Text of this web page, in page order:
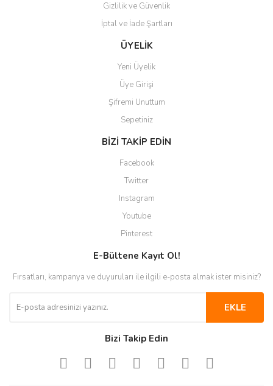
Gönder
Gizlilik ve Güvenlik
İptal ve İade Şartları
ÜYELİK
Yeni Üyelik
Üye Girişi
Şifremi Unuttum
Sepetiniz
BİZİ TAKİP EDİN
Facebook
Twitter
Instagram
Youtube
Pinterest
E-Bültene Kayıt Ol!
Fırsatları, kampanya ve duyuruları ile ilgili e-posta almak ister misiniz?
EKLE
Bizi Takip Edin